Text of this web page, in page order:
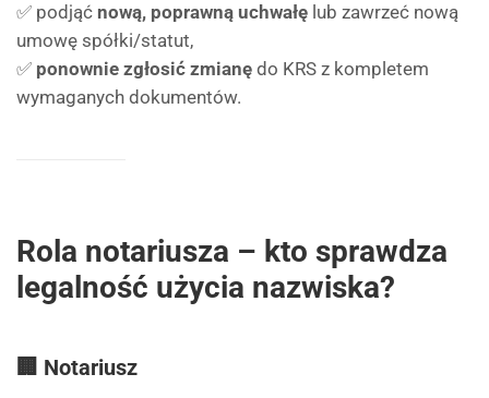
✅ podjąć nową, poprawną uchwałę lub zawrzeć nową
umowę spółki/statut,
✅ ponownie zgłosić zmianę do KRS z kompletem
wymaganych dokumentów.
Rola notariusza – kto sprawdza
legalność użycia nazwiska?
🏢 Notariusz